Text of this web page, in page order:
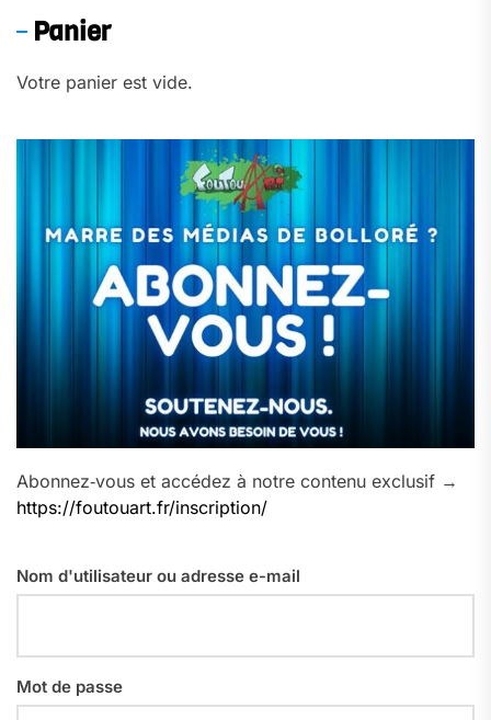
Panier
Votre panier est vide.
Abonnez‑vous et accédez à notre contenu exclusif →
https://foutouart.fr/inscription/
Nom d'utilisateur ou adresse e-mail
Mot de passe